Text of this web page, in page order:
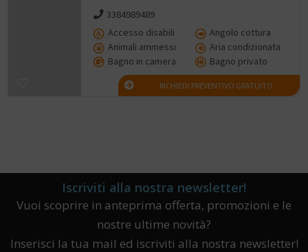
3384989489
Accesso disabili
Angolo cottura
Animali ammessi
Aria condizionata
Bagno in camera
Bagno privato
RICHIEDI PREVENTIVO GRATUITO
Iscriviti alla nostra newsletter!
Vuoi scoprire in anteprima offerta, promozioni e le
nostre ultime novità?
Inserisci la tua mail ed iscriviti alla nostra newsletter!